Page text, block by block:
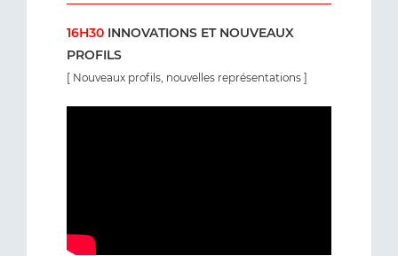
16H30 INNOVATIONS ET NOUVEAUX
PROFILS
[ Nouveaux profils, nouvelles représentations ]